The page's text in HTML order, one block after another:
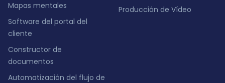
Mapas mentales
Software del portal del
cliente
Constructor de
documentos
Automatización del flujo de
Producción de Vídeo